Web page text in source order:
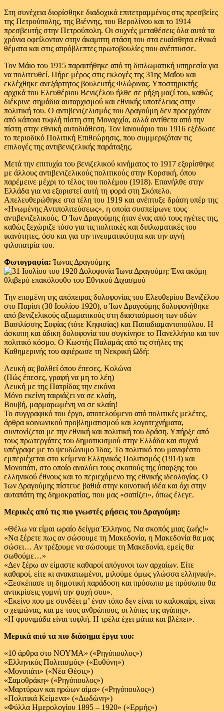
Στη συνέχεια διορίσθηκε διαδοχικά επιτετραμμένος στις πρεσβείες
της Πετρούπολης, της Βιέννης, του Βερολίνου και το 1914
πρεσβευτής στην Πετρούπολη. Οι συχνές μεταθέσεις όλα αυτά τα
χρόνια οφείλονταν στην άκαμπτη στάση του στα ευαίσθητα εθνικά
θέματα και στις απρόβλεπτες πρωτοβουλίες που ανέπτυσσε.
Τον Μάιο του 1915 παραιτήθηκε από τη διπλωματική υπηρεσία για
να πολιτευθεί. Πήρε μέρος στις εκλογές της 31ης Μαΐου και
εκλέχθηκε ανεξάρτητος βουλευτής Φλώρινας. Υποστηρικτής
αρχικά του Ελευθέριου Βενιζέλου ήλθε σε ρήξη μαζί του, καθώς
διέκρινε σημάδια αυταρχισμού και εθνικής υποτέλειας στην
πολιτική του. Ο αντιβενιζελισμός του Δραγούμη δεν προερχόταν
από κάποια τυφλή πίστη στη Μοναρχία, αλλά αντίθετα από την
πίστη στην εθνική αυτοδιάθεση. Τον Ιανουάριο του 1916 εξέδωσε
το περιοδικό Πολιτική Επιθεώρησις, που συμμεριζόταν τις
επιλογές της αντιβενιζελικής παράταξης.
Μετά την επιτυχία του βενιζελικού κινήματος το 1917 εξορίσθηκε
με άλλους αντιβενιζελικούς πολιτικούς στην Κορσική, όπου
παρέμεινε μέχρι το τέλος του πολέμου (1918). Επανήλθε στην
Ελλάδα για να εξοριστεί αυτή τη φορά στη Σκόπελο.
Απελευθερώθηκε στα τέλη του 1919 και ανέπτυξε δράση υπέρ της
«Ηνωμένης Αντιπολιτεύσεως», η οποία συσπείρωνε τους
αντιβενιζελικούς. Ο Ίων Δραγούμης ήταν ένας από τους ηγέτες της,
καθώς ξεχώριζε τόσο για τις πολιτικές και διπλωματικές του
ικανότητες, όσο και για την πνευματικότητα και την αγνή
φιλοπατρία του.
Φωτογραφία: Ίωνας Δραγούμης
Την επομένη της απόπειρας δολοφονίας του Ελευθερίου Βενιζέλου
στο Παρίσι (30 Ιουλίου 1920), ο Ίων Δραγούμης δολοφονήθηκε
από βενιζελικούς αξιωματικούς στη διασταύρωση των οδών
Βασιλίσσης Σοφίας (τότε Κηφισίας) και Παπαδιαμαντοπούλου. Η
άσκοπη και άδικη δολοφονία του συγκίνησε το Πανελλήνιο και τον
πολιτικό κόσμο. Ο Κωστής Παλαμάς από τις στήλες της
Καθημερινής του αφιέρωσε τη Νεκρική Ωδή:
Λευκή ας βαλθεί όπου έπεσες, Κολώνα
(Πώς έπεσες, γραφή να μη το λέη)
Λευκή με της Πατρίδας την εικόνα
Μόνο εκείνη ταιριάζει να σε κλαίη,
Βουβή, μαρμαρωμένη να σε κλαίη!
Το συγγραφικό του έργο, αποτελούμενο από πολιτικές μελέτες,
άρθρα κοινωνικού προβληματισμού και λογοτεχνήματα,
συντονίζεται με την εθνική και πολιτική του δράση. Υπήρξε από
τους πρωτεργάτες του δημοτικισμού στην Ελλάδα και συχνά
υπέγραφε με το ψευδώνυμο Ίδας. Το πολιτικό του μανιφέστο
εμπεριέχεται στο κείμενα Ελληνικός Πολιτισμός (1914) και
Μονοπάτι, στο οποίο αναλύει τους σκοπούς της ύπαρξης του
ελληνικού έθνους και το περιεχόμενο της εθνικής ιδεολογίας. Ο
Ίων Δραγούμης πίστευε βαθιά στην κοινοτική ιδέα και όχι στην
αυταπάτη της δημοκρατίας, που μας «σαπίζει», όπως έλεγε.
Μερικές από τις πιο γνωστές ρήσεις του Δραγούμη:
«Θέλω να είμαι ωραίο δείγμα Έλληνος. Να σκοπός μιας ζωής!»
«Να ξέρετε πως αν σώσουμε τη Μακεδονία, η Μακεδονία θα μας
σώσει… Αν τρέξουμε να σώσουμε τη Μακεδονία, εμείς θα
σωθούμε…»
«Δεν ξέρω αν είμαστε καθαροί απόγονοι των αρχαίων. Είτε
καθαροί, είτε κι ανακατωμένοι, μιλούμε όμως γλώσσα ελληνική».
«Ξεσκέπασε τη δημοτική παράδοση και πρόσωπο με πρόσωπο θα
αντικρίσεις γυμνή την ψυχή σου».
«Εκείνο που με συνδέει μ’ έναν τόπο δεν είναι το καλοκαίρι, είναι
ο χειμώνας, και με τους ανθρώπους, οι λύπες της αγάπης».
«Η φρονιμάδα είναι τυφλή. Η τρέλα έχει μάτια και βλέπει».
Mερικά από τα πιο διάσημα έργα του:
«10 άρθρα στο ΝΟΥΜΑ» («Ρηγόπουλος»)
«Ελληνικός Πολιτισμός» («Ευθύνη»)
«Μονοπάτι» («Νέα Θέσις»)
«Σαμοθράκη» («Ρηγόπουλος»)
«Μαρτύρων και ηρώων αίμα» («Ρηγόπουλος»)
«Πολιτικά Κείμενα» («Δωδώνη»)
«Φύλλα Ημερολογίου 1895 – 1920» («Ερμής»)